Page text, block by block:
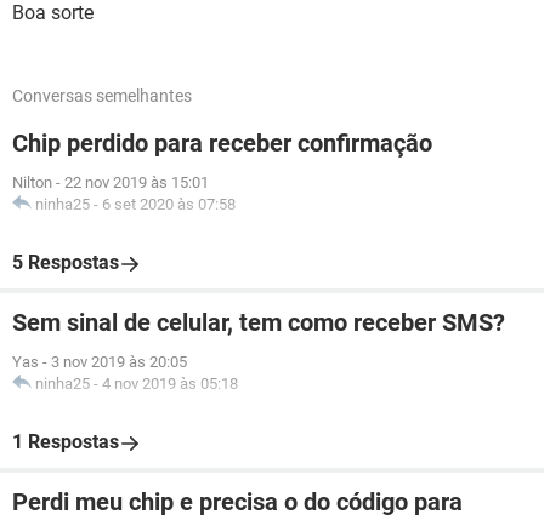
Boa sorte
Conversas semelhantes
Chip perdido para receber confirmação
Nilton - 22 nov 2019 às 15:01
ninha25 - 6 set 2020 às 07:58
5 Respostas
Sem sinal de celular, tem como receber SMS?
Yas - 3 nov 2019 às 20:05
ninha25 - 4 nov 2019 às 05:18
1 Respostas
Perdi meu chip e precisa o do código para